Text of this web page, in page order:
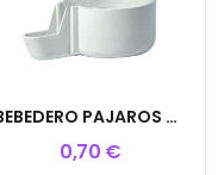
BEBEDERO PAJAROS MAXI 200ML
0,70 €